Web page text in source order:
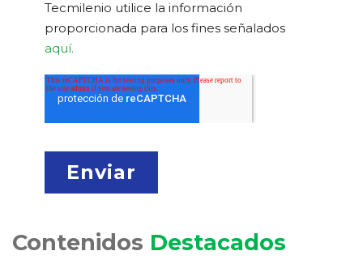
Tecmilenio utilice la información
proporcionada para los fines señalados
aquí.
Contenidos Destacados